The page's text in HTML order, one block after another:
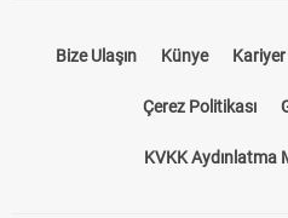
Künye Kariyer
Çerez Politikası